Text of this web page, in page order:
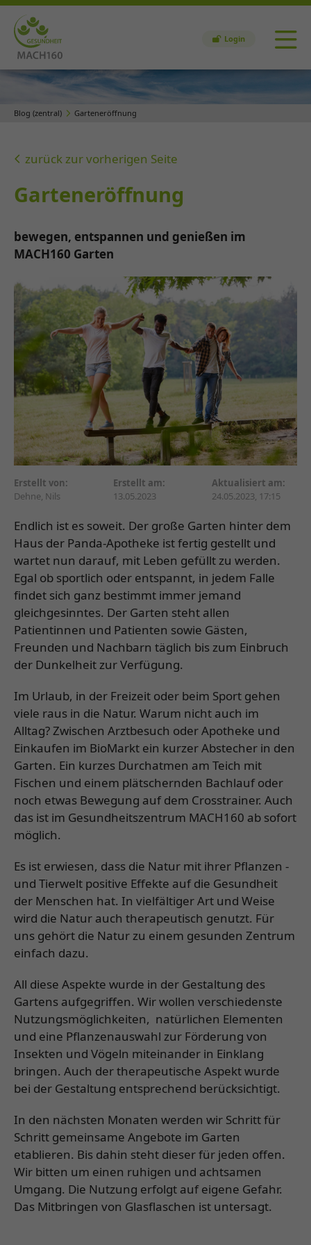
Login
Blog (zentral) Garteneröffnung
zurück zur vorherigen Seite
Garteneröffnung
bewegen, entspannen und genießen im
MACH160 Garten
Erstellt von:
Dehne, Nils
Erstellt am:
13.05.2023
Aktualisiert am:
24.05.2023, 17:15
Endlich ist es soweit. Der große Garten hinter dem
Haus der Panda-Apotheke ist fertig gestellt und
wartet nun darauf, mit Leben gefüllt zu werden.
Egal ob sportlich oder entspannt, in jedem Falle
findet sich ganz bestimmt immer jemand
gleichgesinntes. Der Garten steht allen
Patientinnen und Patienten sowie Gästen,
Freunden und Nachbarn täglich bis zum Einbruch
der Dunkelheit zur Verfügung.
Im Urlaub, in der Freizeit oder beim Sport gehen
viele raus in die Natur. Warum nicht auch im
Alltag? Zwischen Arztbesuch oder Apotheke und
Einkaufen im BioMarkt ein kurzer Abstecher in den
Garten. Ein kurzes Durchatmen am Teich mit
Fischen und einem plätschernden Bachlauf oder
noch etwas Bewegung auf dem Crosstrainer. Auch
das ist im Gesundheitszentrum MACH160 ab sofort
möglich.
Es ist erwiesen, dass die Natur mit ihrer Pflanzen -
und Tierwelt positive Effekte auf die Gesundheit
der Menschen hat. In vielfältiger Art und Weise
wird die Natur auch therapeutisch genutzt. Für
uns gehört die Natur zu einem gesunden Zentrum
einfach dazu.
All diese Aspekte wurde in der Gestaltung des
Gartens aufgegriffen. Wir wollen verschiedenste
Nutzungsmöglichkeiten, natürlichen Elementen
und eine Pflanzenauswahl zur Förderung von
Insekten und Vögeln miteinander in Einklang
bringen. Auch der therapeutische Aspekt wurde
bei der Gestaltung entsprechend berücksichtigt.
In den nächsten Monaten werden wir Schritt für
Schritt gemeinsame Angebote im Garten
etablieren. Bis dahin steht dieser für jeden offen.
Wir bitten um einen ruhigen und achtsamen
Umgang. Die Nutzung erfolgt auf eigene Gefahr.
Das Mitbringen von Glasflaschen ist untersagt.